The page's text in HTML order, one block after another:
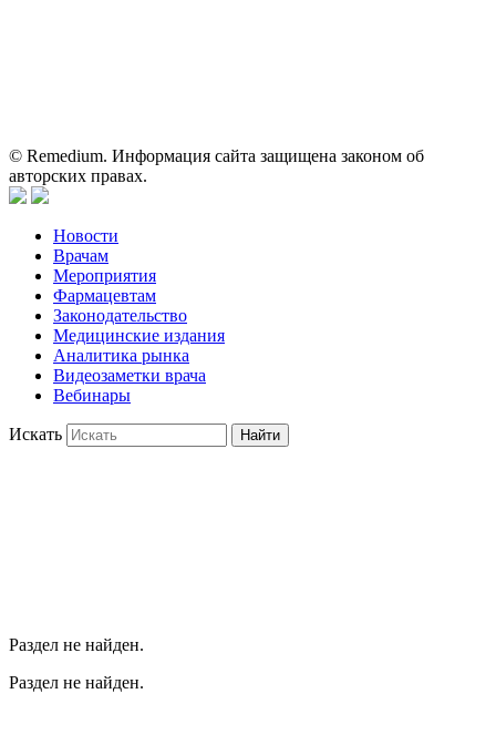
© Remedium. Информация сайта защищена законом об
авторских правах.
Новости
Врачам
Мероприятия
Фармацевтам
Законодательство
Медицинские издания
Аналитика рынка
Видеозаметки врача
Вебинары
Искать Найти
Раздел не найден.
Раздел не найден.